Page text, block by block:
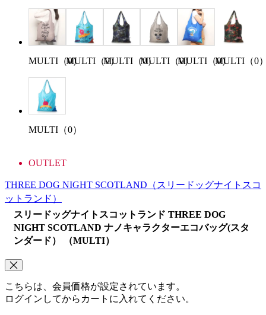
MULTI（0）MULTI（0）MULTI（0）MULTI（0）MULTI（0）MULTI（0
MULTI（0）
OUTLET
THREE DOG NIGHT SCOTLAND （スリードッグナイトスコ
ットランド）
スリードッグナイトスコットランド THREE DOG
NIGHT SCOTLAND ナノキャラクターエコバッグ(スタ
ンダード） （MULTI）
こちらは、会員価格が設定されています。
ログインしてからカートに入れてください。